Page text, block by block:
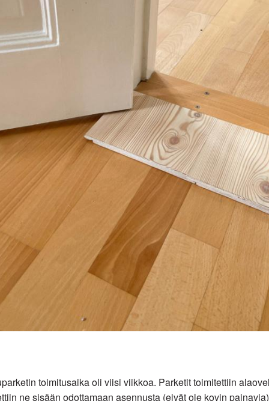
toimitusaika oli viisi viikkoa. Parketit toimitettiin
ne sisään odottamaan asennusta (eivät ole kovin